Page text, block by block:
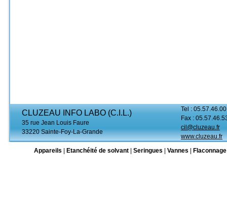
CLUZEAU INFO LABO (C.I.L.)
35 rue Jean Louis Faure
33220 Sainte-Foy-La-Grande
Tel :
Fax :
cil@cluzeau.fr
www.cluzeau.fr
Appareils
Etanchéité de solvant Seringues Vannes Flaconnage